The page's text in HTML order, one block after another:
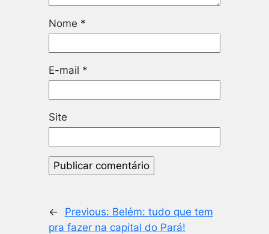
Nome *
E-mail *
Site
← Previous: Belém: tudo que tem
pra fazer na capital do Pará!